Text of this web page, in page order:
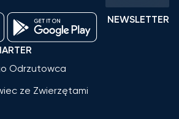
NEWSLETTER
Odrzutowca
ze Zwierzętami